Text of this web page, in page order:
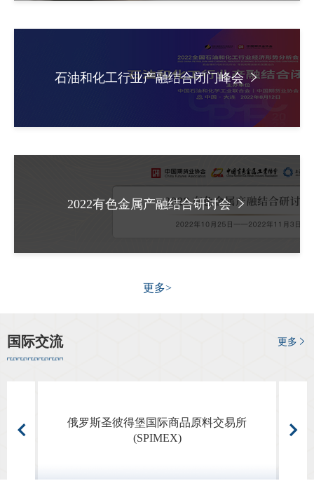
协会治
协会公
联系我
招聘信
廉政举
货工具实操应用 本次培训内容丰富，特邀多位行业权威
专家现场授课，兼具理论高度与实操指导性。 南华期货
股份有限公司董事总经理唐启军以“期货市场基础和应用实
践”为题，系统讲解了期货市场的价格发现、风险管理和资源
配置三大核心功能，结合经典市场案例，剖析了实体企业在
运用期货工具时常见的认知误区。 他表示，期货市场是
企业稳健经营的“导航仪”和产业升级的“助推器”。他提醒，企
发挥期货的风险管理“安全垫”作用。 广西北港油脂有限
公司（简称北港油脂）总经理唐益德带来的“企业期货衍生品
风险管理实践经验”主题分享是一场硬核的“实战演练”。他以
2004年“大豆危机”作为典型警示案例：当年国内油脂压榨企
后，他结合北港油脂的实战经验，拆解了“压榨利润”的锁定
周期”、抵御“天气市”的波动，活得久、活得稳，实现企业的
所产业服务体系，重点解读“保险+期货”项目的运行机制与服
模式，通过“两次风险转移”，即将农户面临的价格风险转移
给保险公司，再由保险公司通过期权工具转移到期货市场，
分享。他结合利用期货工具服务广西生猪、纤维板等特色产
石油和化工行业产融结合闭门峰会
2022有色金属产融结合研讨会
更多>
国际交流 更多
俄罗斯圣彼得堡国际商品原料交易所
(SPIMEX)